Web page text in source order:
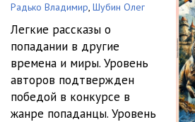
Радько Владимир, Шубин Олег
Легкие рассказы о
попадании в другие
времена и миры. Уровень
авторов подтвержден
победой в конкурсе в
жанре попаданцы. Уровень